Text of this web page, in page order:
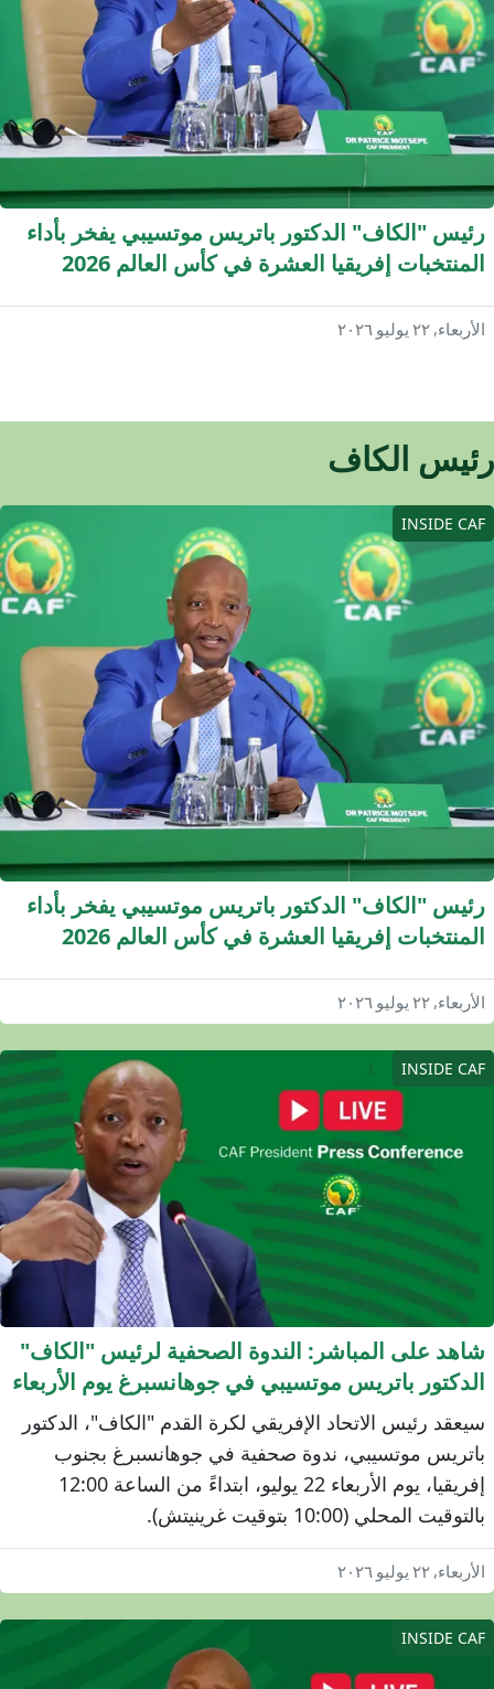
"الكاف" الدكتور باتريس موتسيبي يفخر بأداء
المنتخبات إفريقيا العشرة في كأس العالم 2026
٢٢ يوليو ٢٠٢٦
الكاف
INSIDE
"الكاف" الدكتور باتريس موتسيبي يفخر بأداء
المنتخبات إفريقيا العشرة في كأس العالم 2026
٢٢ يوليو ٢٠٢٦
INSIDE
على المباشر: الندوة الصحفية لرئيس "الكاف"
باتريس موتسيبي في جوهانسبرغ يوم الأربعاء
رئيس الاتحاد الإفريقي لكرة القدم "الكاف"، الدكتور
موتسيبي، ندوة صحفية في جوهانسبرغ بجنوب
إفريقيا، يوم الأربعاء 22 يوليو، ابتداءً من الساعة 12:00
المحلي (10:00 بتوقيت غرينيتش).
٢٢ يوليو ٢٠٢٦
INSIDE